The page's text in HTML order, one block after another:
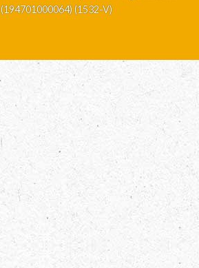
(194701000064) (1532-V)